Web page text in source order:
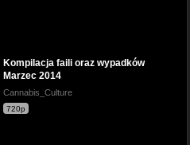
Kompilacja faili oraz wypadków
Marzec 2014
Cannabis_Culture
720p